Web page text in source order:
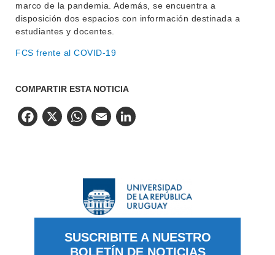
marco de la pandemia. Además, se encuentra a
disposición dos espacios con información destinada a
estudiantes y docentes.
FCS frente al COVID-19
COMPARTIR ESTA NOTICIA
Facebook
X WhatsApp
Email
SUSCRIBITE A NUESTRO
BOLETÍN DE NOTICIAS